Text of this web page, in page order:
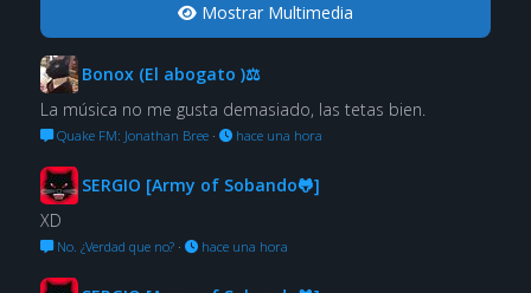
Mostrar Multimedia
Bonox (El abogato )⚖
La música no me gusta demasiado, las tetas bien.
Quake FM: Jonathan Bree· hace una hora
SERGIO [Army of Sobando🐸]
XD
No. ¿Verdad que no?· hace una hora